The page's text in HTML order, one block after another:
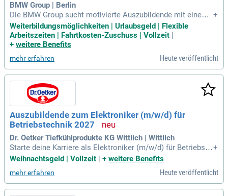
BMW Group | Berlin
Die BMW Group sucht motivierte Auszubildende mit einem
qualifizierenden Abschluss der Mittelschule. Unsere attrakti
ven Konditionen beinhalten eine faire Vergütung, Weihnacht
s- und Urlaubsgeld sowie flexible Arbeitszeiten. Auf deine p
eiten kannst du ebenfalls zählen. Zudem bieten wir eine Bez
uschussung für Azubi-Wohnheime in München und diverse F
reizeitangebote. Die Ausbildung dauert 3,5 Jahre und startet
am 23.08.2027. Informiere dich jetzt über unsere Angebote
und Tipps zur Bewerbung auf bmw.jobs/waswirbieten!
+
Weiterbildungsmöglichkeiten | Urlaubsgeld | Flexible
Arbeitszeiten | Fahrtkosten-Zuschuss | Vollzeit |
+ weitere Benefits
mehr erfahren Heute veröffentlicht
Auszubildende zum Elektroniker (m/w/d) für
Betriebstechnik 2027
Dr. Oetker Tiefkühlprodukte KG Wittlich | Wittlich
Starte deine Karriere als Elektroniker (m/w/d) für Betriebste
chnik in Wittlich und erlerne in dreieinhalb Jahren die Grundl
andort als auch an der Berufsschule, wodurch praxisnahe Ke
nntnisse vermittelt werden. Im Verlauf deiner Ausbildung be
schäftigst du dich mit Software zur Schaltplanerstellung un
+
Weihnachtsgeld | Vollzeit
+ weitere Benefits
mehr erfahren Heute veröffentlicht